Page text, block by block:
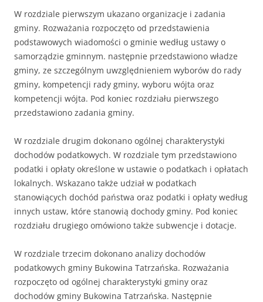
W rozdziale pierwszym ukazano organizacje i zadania
gminy. Rozważania rozpoczęto od przedstawienia
podstawowych wiadomości o gminie według ustawy o
samorządzie gminnym. następnie przedstawiono władze
gminy, ze szczególnym uwzględnieniem wyborów do rady
gminy, kompetencji rady gminy, wyboru wójta oraz
kompetencji wójta. Pod koniec rozdziału pierwszego
przedstawiono zadania gminy.
W rozdziale drugim dokonano ogólnej charakterystyki
dochodów podatkowych. W rozdziale tym przedstawiono
podatki i opłaty określone w ustawie o podatkach i opłatach
lokalnych. Wskazano także udział w podatkach
stanowiących dochód państwa oraz podatki i opłaty według
innych ustaw, które stanowią dochody gminy. Pod koniec
rozdziału drugiego omówiono także subwencje i dotacje.
W rozdziale trzecim dokonano analizy dochodów
podatkowych gminy Bukowina Tatrzańska. Rozważania
rozpoczęto od ogólnej charakterystyki gminy oraz
dochodów gminy Bukowina Tatrzańska. Następnie